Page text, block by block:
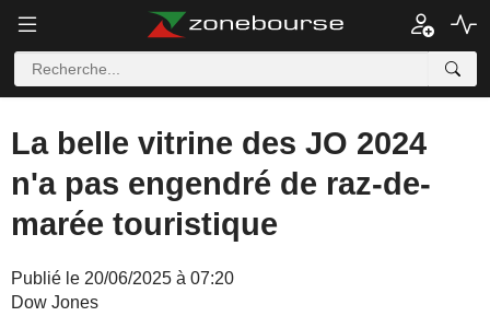
La belle vitrine des JO 2024
n'a pas engendré de raz-de-
marée touristique
Publié le 20/06/2025 à 07:20
Dow Jones